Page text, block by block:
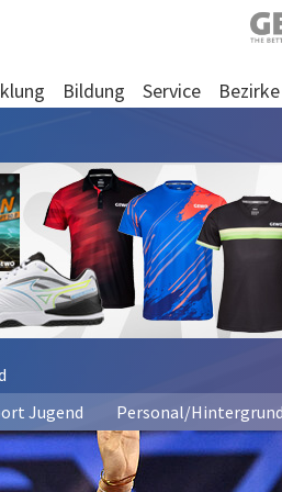
Bildung Service
Jugend
Personal/Hintergrund